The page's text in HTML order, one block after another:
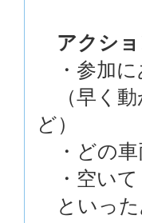
アクシ
・参加に
（早く動
ど）
・どの車
・空いて
といった